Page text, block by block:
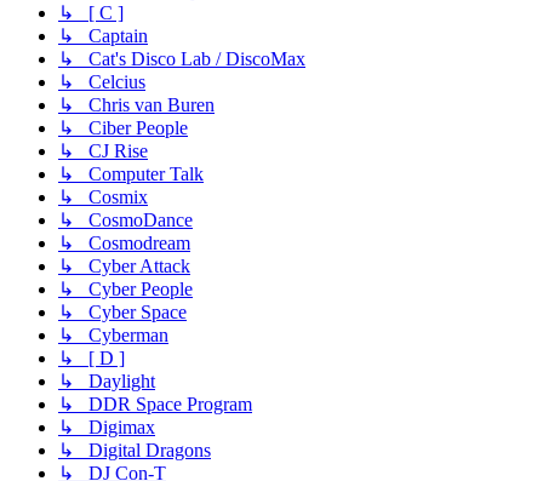
↳ [ C ]
↳ Captain
↳ Cat's Disco Lab / DiscoMax
↳ Celcius
↳ Chris van Buren
↳ Ciber People
↳ CJ Rise
↳ Computer Talk
↳ Cosmix
↳ CosmoDance
↳ Cosmodream
↳ Cyber Attack
↳ Cyber People
↳ Cyber Space
↳ Cyberman
↳ [ D ]
↳ Daylight
↳ DDR Space Program
↳ Digimax
↳ Digital Dragons
↳ DJ Con-T